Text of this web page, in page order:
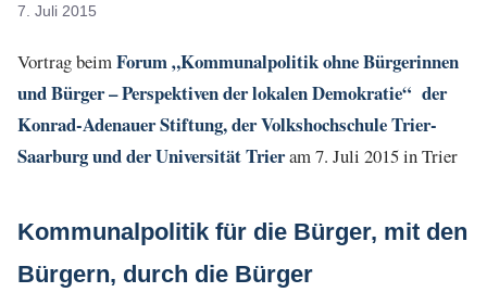
7. Juli 2015
Vortrag beimForum „Kommunalpolitik ohne Bürgerinnen
und Bürger – Perspektiven der lokalen Demokratie“ der
Konrad-Adenauer Stiftung, der Volkshochschule Trier-
Saarburg und der Universität Trieram 7. Juli 2015 in Trier
Kommunalpolitik für die Bürger, mit den
Bürgern, durch die Bürger